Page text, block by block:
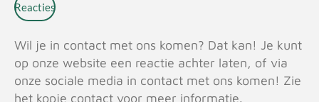
Reacties
Wil je in contact met ons komen? Dat kan! Je kunt
op onze website een reactie achter laten, of via
onze sociale media in contact met ons komen! Zie
het kopje contact voor meer informatie.